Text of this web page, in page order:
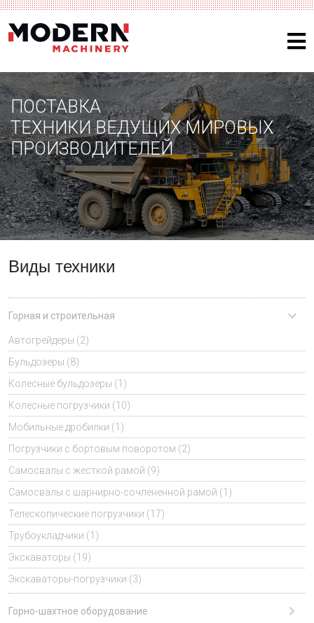
ПОСТАВКА
ТЕХНИКИ ВЕДУЩИХ МИРОВЫХ
ПРОИЗВОДИТЕЛЕЙ
Виды техники
Горная и строительная
Автогрейдеры (2)
Бульдозеры (8)
Колесные бульдозеры (1)
Колесные погрузчики (10)
Мобильные дробилки (1)
Погрузчики с бортовым поворотом (2)
Самосвалы с жесткой рамой (9)
Самосвалы с шарнирно-сочлененной рамой (1)
Телескопические погрузчики (17)
Трубоукладчики (1)
Экскаваторы (19)
Экскаваторы-погрузчики (3)
Горно-шахтное оборудование